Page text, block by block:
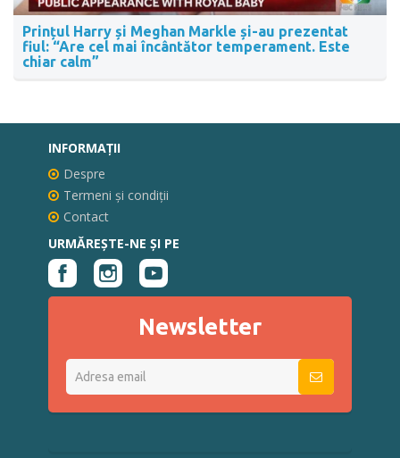
Prințul Harry și Meghan Markle și-au prezentat
fiul: “Are cel mai încântător temperament. Este
chiar calm”
INFORMAŢII
Despre
Termeni și condiții
Contact
URMĂREȘTE-NE ȘI PE
Newsletter